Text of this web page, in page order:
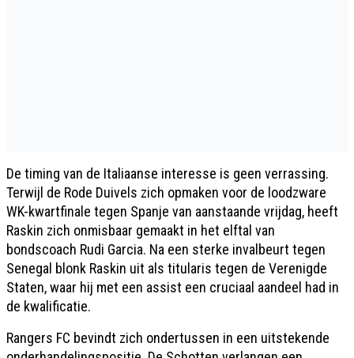
De timing van de Italiaanse interesse is geen verrassing.
Terwijl de Rode Duivels zich opmaken voor de loodzware
WK-kwartfinale tegen Spanje van aanstaande vrijdag, heeft
Raskin zich onmisbaar gemaakt in het elftal van
bondscoach Rudi Garcia. Na een sterke invalbeurt tegen
Senegal blonk Raskin uit als titularis tegen de Verenigde
Staten, waar hij met een assist een cruciaal aandeel had in
de kwalificatie.
Rangers FC bevindt zich ondertussen in een uitstekende